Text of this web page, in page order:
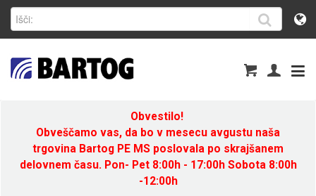
Obvestilo!
Obveščamo vas, da bo v mesecu avgustu naša
trgovina Bartog PE MS poslovala po skrajšanem
delovnem času. Pon- Pet 8:00h - 17:00h Sobota 8:00h
-12:00h